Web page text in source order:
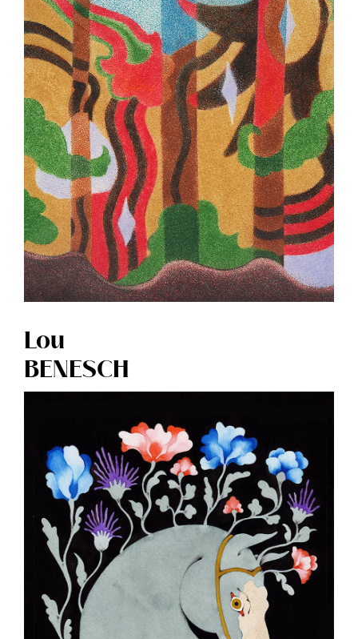
Lou
BENESCH